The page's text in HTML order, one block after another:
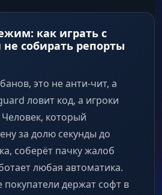
как играть с
собирать репорты
это не анти-чит, а
ловит код, а игроки
который
за долю секунды до
соберёт пачку жалоб
любая автоматика.
держат софт в